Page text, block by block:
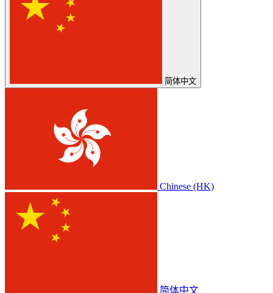
简体中文
Chinese (HK)
简体中文